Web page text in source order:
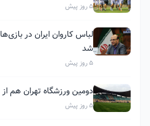
5 روز پیش
لباس کاروان ایران در
شد
5 روز پیش
دومین ورزشگاه تهران هم
5 روز پیش